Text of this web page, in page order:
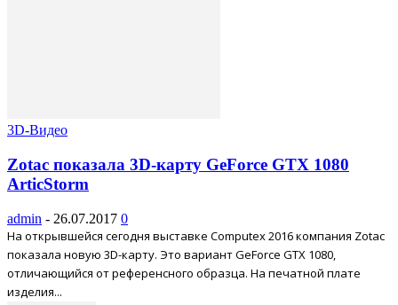
3D-Видео
Zotac показала 3D-карту GeForce GTX 1080
ArticStorm
admin - 26.07.2017 0
На открывшейся сегодня выставке Computex 2016 компания Zotac
показала новую 3D-карту. Это вариант GeForce GTX 1080,
отличающийся от референсного образца. На печатной плате
изделия...